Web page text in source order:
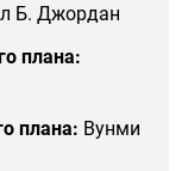
Б. Джордан
плана:
плана: Вунми